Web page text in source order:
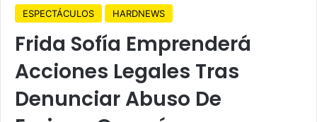
ESPECTÁCULOS HARDNEWS
Frida Sofía Emprenderá
Acciones Legales Tras
Denunciar Abuso De